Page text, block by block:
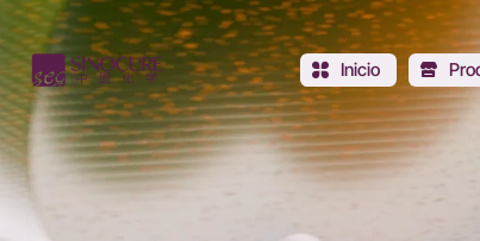
Sinocure
Chemical
Group
Inicio